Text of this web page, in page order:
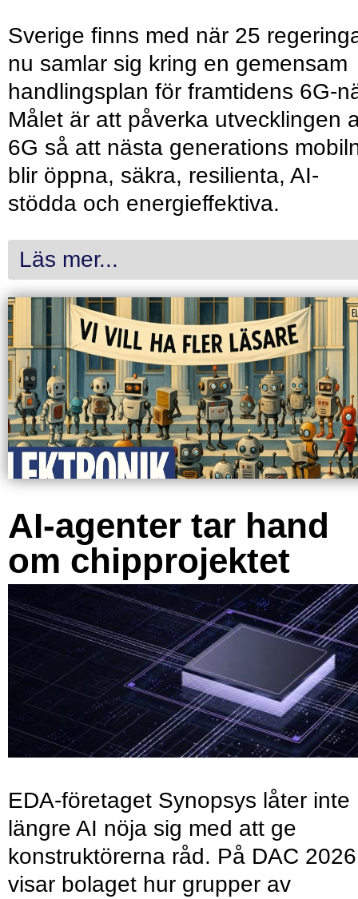
Sverige finns med när 25
nu samlar sig kring en gemensam
handlingsplan för framtidens 6G-
Målet är att påverka utvecklingen
6G så att nästa generations
blir öppna, säkra, resilienta, AI-
stödda och energieffektiva.
Läs mer...
AI-agenter tar hand
om chipprojektet
EDA-företaget Synopsys låter inte
längre AI nöja sig med att ge
konstruktörerna råd. På DAC 2026
visar bolaget hur grupper av